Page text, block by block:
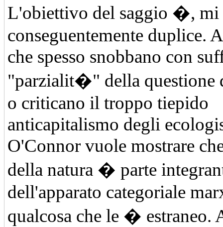
L'obiettivo del saggio �, mi
conseguentemente duplice.
che spesso snobbano con
"parzialit�" della questione
o criticano il troppo tiepido
anticapitalismo degli
O'Connor vuole mostrare
della natura � parte
dell'apparato categoriale
qualcosa che le � estraneo.